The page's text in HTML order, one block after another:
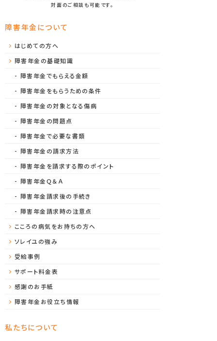
対面のご相談も可能です。
障害年金について
はじめての方へ
障害年金の基礎知識
障害年金でもらえる金額
障害年金をもらうための条件
障害年金の対象となる傷病
障害年金の問題点
障害年金で必要な書類
障害年金の請求方法
障害年金を請求する際のポイント
障害年金Ｑ＆Ａ
障害年金請求後の手続き
障害年金請求時の注意点
こころの病気をお持ちの方へ
ソレイユの強み
受給事例
サポート料金表
感謝のお手紙
障害年金お役立ち情報
私たちについて